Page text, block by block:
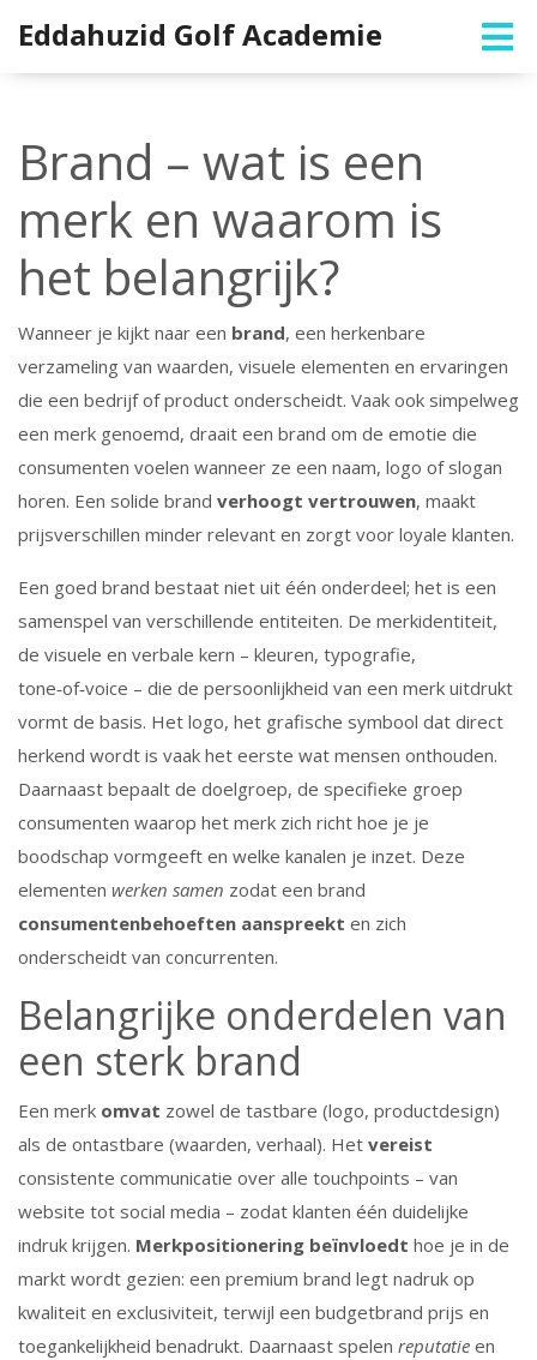
Eddahuzid Golf Academie
Brand – wat is een
merk en waarom is
het belangrijk?
Wanneer je kijkt naar een brand, een herkenbare
verzameling van waarden, visuele elementen en ervaringen
die een bedrijf of product onderscheidt. Vaak ook simpelweg
een merk genoemd, draait een brand om de emotie die
consumenten voelen wanneer ze een naam, logo of slogan
horen. Een solide brand verhoogt vertrouwen, maakt
prijsverschillen minder relevant en zorgt voor loyale klanten.
Een goed brand bestaat niet uit één onderdeel; het is een
samenspel van verschillende entiteiten. De merkidentiteit,
de visuele en verbale kern – kleuren, typografie,
tone‑of‑voice – die de persoonlijkheid van een merk uitdrukt
vormt de basis. Het logo, het grafische symbool dat direct
herkend wordt is vaak het eerste wat mensen onthouden.
Daarnaast bepaalt de doelgroep, de specifieke groep
consumenten waarop het merk zich richt hoe je je
boodschap vormgeeft en welke kanalen je inzet. Deze
elementen werken samen zodat een brand
consumentenbehoeften aanspreekt en zich
onderscheidt van concurrenten.
Belangrijke onderdelen van
een sterk brand
Een merk omvat zowel de tastbare (logo, productdesign)
als de ontastbare (waarden, verhaal). Het vereist
consistente communicatie over alle touchpoints – van
website tot social media – zodat klanten één duidelijke
indruk krijgen. Merkpositionering beïnvloedt hoe je in de
markt wordt gezien: een premium brand legt nadruk op
kwaliteit en exclusiviteit, terwijl een budgetbrand prijs en
toegankelijkheid benadrukt. Daarnaast spelen reputatie en